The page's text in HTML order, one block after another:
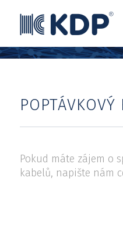
POPTÁVKOVÝ
Pokud máte zájem o
kabelů, napište nám